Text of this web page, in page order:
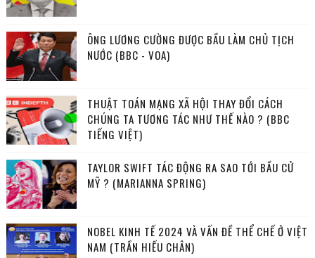
ÔNG LƯƠNG CƯỜNG ĐƯỢC BẦU LÀM CHỦ TỊCH
NƯỚC (BBC - VOA)
THUẬT TOÁN MẠNG XÃ HỘI THAY ĐỔI CÁCH
CHÚNG TA TƯƠNG TÁC NHƯ THẾ NÀO ? (BBC
TIẾNG VIỆT)
TAYLOR SWIFT TÁC ĐỘNG RA SAO TỚI BẦU CỬ
MỸ ? (MARIANNA SPRING)
NOBEL KINH TẾ 2024 VÀ VẤN ĐỀ THỂ CHẾ Ở VIỆT
NAM (TRẦN HIẾU CHÂN)